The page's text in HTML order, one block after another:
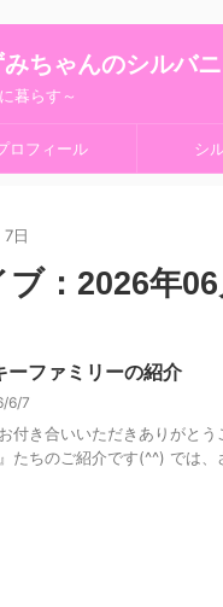
ちゃんのシルバ
暮らす～
ロフィール シ
7日
ブ：2026年06
ーファミリーの紹介
6/7
付き合いいただきありがと
たちのご紹介です(^^) では